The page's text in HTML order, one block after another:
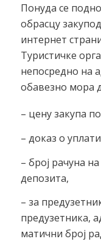
Понуда се
обрасцу
интернет
Туристичке
непосредно на
обавезно мора
– цену закупа
– доказ о
– број рачуна
депозита,
– за
предузетника,
матични број